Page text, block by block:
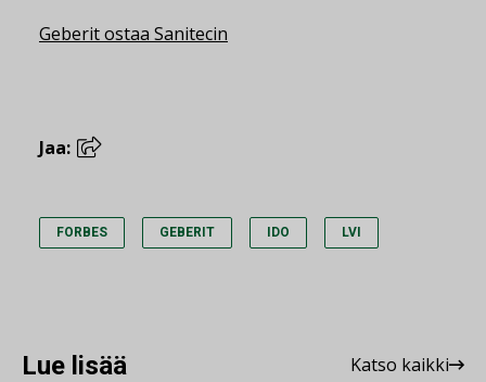
Geberit ostaa Sanitecin
Jaa:
FORBES GEBERIT IDO LVI
Lue lisää Katso kaikki